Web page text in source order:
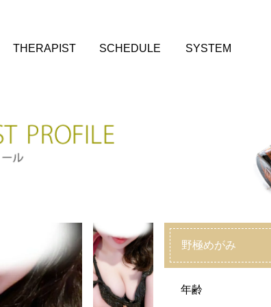
THERAPIST SCHEDULE SYSTEM
野極めがみ
年齢